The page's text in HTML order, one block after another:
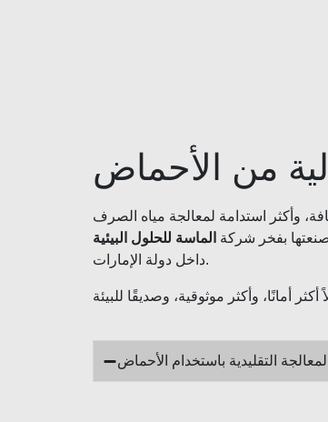
من الأحماض
بفخر شركة الماسة للحلول البيئية
داخل دولة الإمارات.
التقليدية باستخدام الأحماض